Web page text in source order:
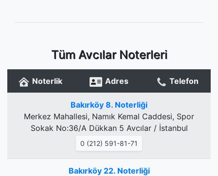
Tüm Avcılar Noterleri
Noterlik Adres Telefon
Bakırköy 8. Noterliği
Merkez Mahallesi, Namık Kemal Caddesi, Spor
Sokak No:36/A Dükkan 5 Avcılar / İstanbul
0 (212) 591-81-71
Bakırköy 22. Noterliği